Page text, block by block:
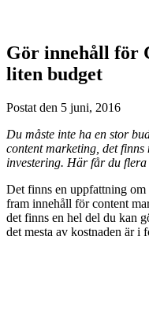
Gör innehåll för
liten budget
Postat den 5 juni, 2016
Du måste inte ha en stor
content marketing, det
investering. Här får du
Det finns en uppfattning om
fram innehåll för content
det finns en hel del du kan
det mesta av kostnaden är i